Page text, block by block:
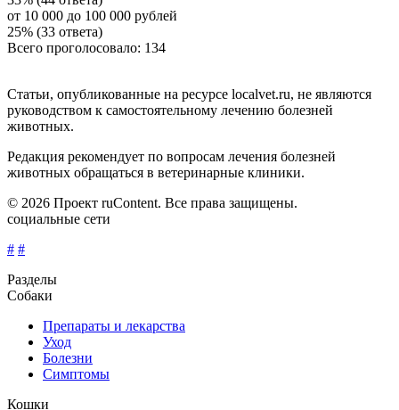
от 10 000 до 100 000 рублей
25% (33 ответа)
Всего проголосовало: 134
Статьи, опубликованные на ресурсе localvet.ru, не являются
руководством к самостоятельному лечению болезней
животных.
Редакция рекомендует по вопросам лечения болезней
животных обращаться в ветеринарные клиники.
© 2026 Проект ruContent. Все права защищены.
социальные сети
# #
Разделы
Собаки
Препараты и лекарства
Уход
Болезни
Симптомы
Кошки